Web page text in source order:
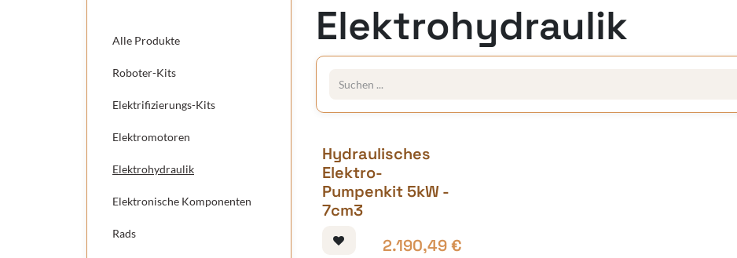
Alle Produkte
Roboter-Kits
Elektrifizierungs-Kits
Elektromotoren
Elektrohydraulik
Elektronische Komponenten
Rads
Elektrohydraulik
Hydraulisches
Elektro-
Pumpenkit 5kW -
7cm3
2.190,49€